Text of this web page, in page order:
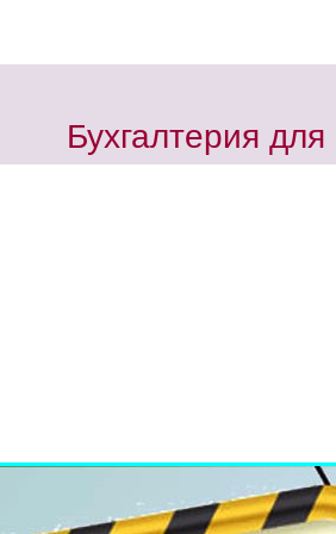
Бухгалтерия